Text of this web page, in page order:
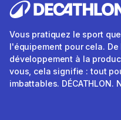
Vous pratiquez le sport
l'équipement pour cela.
développement à la
vous, cela signifie : tout
imbattables. DÉCATHLON.